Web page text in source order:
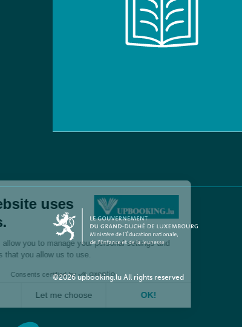
©2026 upbooking.lu All rights reserved